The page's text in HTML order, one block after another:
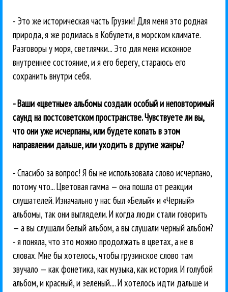
- Это же историческая часть Грузии! Для меня это родная
природа, я же родилась в Кобулети, в морском климате.
Разговоры у моря, светлячки... Это для меня исконное
внутреннее состояние, и я его берегу, стараюсь его
сохранить внутри себя.
- Ваши «цветные» альбомы создали особый и неповторимый
саунд на постсоветском пространстве. Чувствуете ли вы,
что они уже исчерпаны, или будете копать в этом
направлении дальше, или уходить в другие жанры?
- Спасибо за вопрос! Я бы не использовала слово исчерпано,
потому что... Цветовая гамма — она пошла от реакции
слушателей. Изначально у нас был «Белый» и «Черный»
альбомы, так они выглядели. И когда люди стали говорить
— а вы слушали белый альбом, а вы слушали черный альбом?
- я поняла, что это можно продолжать в цветах, а не в
словах. Мне бы хотелось, чтобы грузинское слово там
звучало — как фонетика, как музыка, как история. И голубой
альбом, и красный, и зеленый.... И хотелось идти дальше и